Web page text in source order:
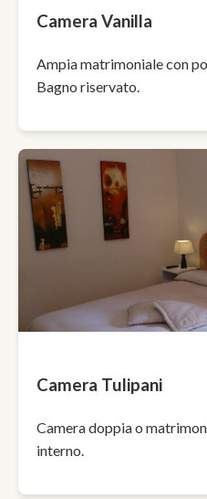
Camera Vanilla
Ampia matrimoniale con
Bagno riservato.
Camera Tulipani
Camera doppia o
interno.